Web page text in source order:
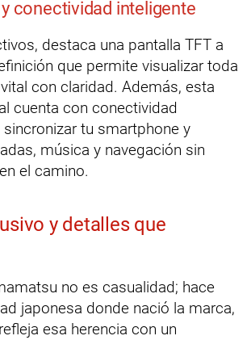
y conectividad inteligente
destaca una pantalla TFT a
que permite visualizar toda
con claridad. Además, esta
cuenta con conectividad
tu smartphone y
música y navegación sin
el camino.
y detalles que
no es casualidad; hace
japonesa donde nació la marca,
esa herencia con un